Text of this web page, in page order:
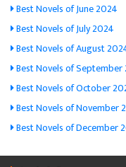
Best Novels of June 2024
Best Novels of July 2024
Best Novels of August
Best Novels of September
Best Novels of October
Best Novels of November
Best Novels of December